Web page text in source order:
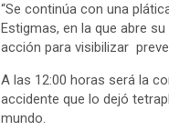
“Se continúa con una
Estigmas, en la que abre
acción para visibilizar
A las 12:00 horas será la
accidente que lo dejó
mundo.